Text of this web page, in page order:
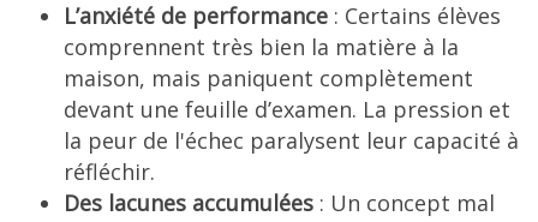
L’anxiété de performance : Certains élèves
comprennent très bien la matière à la
maison, mais paniquent complètement
devant une feuille d’examen. La pression et
la peur de l'échec paralysent leur capacité à
réfléchir.
Des lacunes accumulées : Un concept mal